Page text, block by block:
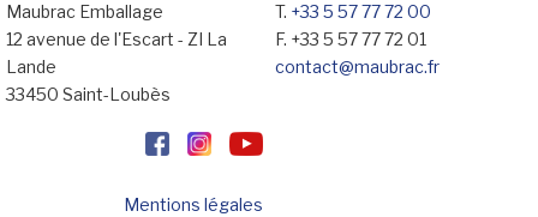
Maubrac Emballage
12 avenue de l'Escart - ZI La
Lande
33450 Saint-Loubès
T. +33 5 57 77 72 00
F. +33 5 57 77 72 01
contact@maubrac.fr
Mentions légales